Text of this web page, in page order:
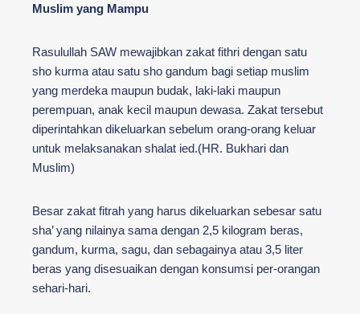
Muslim yang Mampu
Rasulullah SAW mewajibkan zakat fithri dengan satu
sho kurma atau satu sho gandum bagi setiap muslim
yang merdeka maupun budak, laki-laki maupun
perempuan, anak kecil maupun dewasa. Zakat tersebut
diperintahkan dikeluarkan sebelum orang-orang keluar
untuk melaksanakan shalat ied.(HR. Bukhari dan
Muslim)
Besar zakat fitrah yang harus dikeluarkan sebesar satu
sha’ yang nilainya sama dengan 2,5 kilogram beras,
gandum, kurma, sagu, dan sebagainya atau 3,5 liter
beras yang disesuaikan dengan konsumsi per-orangan
sehari-hari.